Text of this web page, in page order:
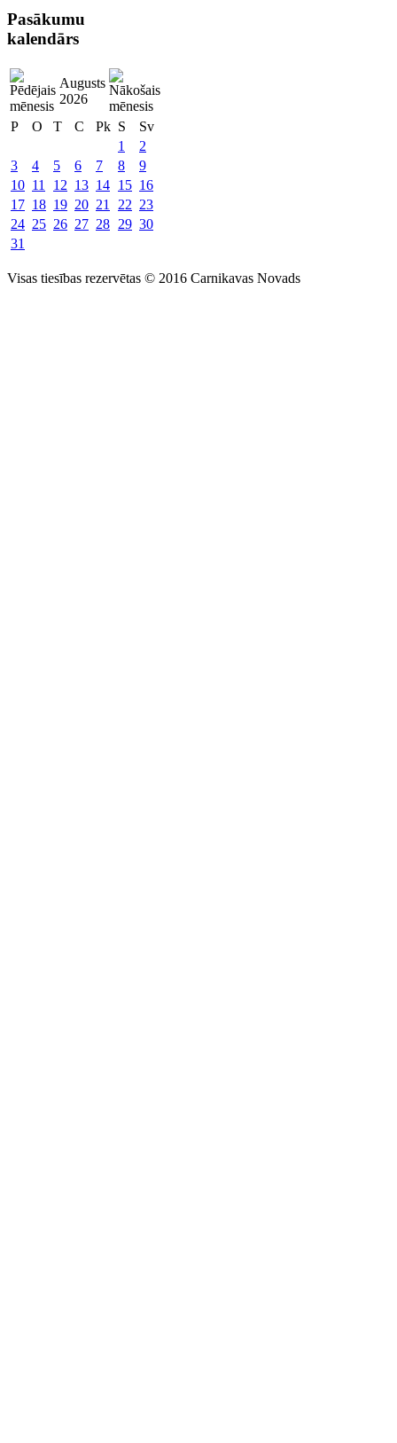
Pasākumu
kalendārs
Augusts
2026
P
O T C Pk S
Sv
1
2
3
4 5 6 7 8
9
10 11 12 13 14 15 16
17 18 19 20 21 22 23
24 25 26 27 28 29 30
31
Visas tiesības rezervētas © 2016 Carnikavas Novads